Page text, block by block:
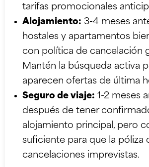
tarifas promocionales
Alojamiento: 3-4 meses
hostales y apartamentos
con política de cancelación
Mantén la búsqueda activa
aparecen ofertas de última
Seguro de viaje: 1-2 meses
después de tener
alojamiento principal, pero
suficiente para que la póliza
cancelaciones imprevistas.